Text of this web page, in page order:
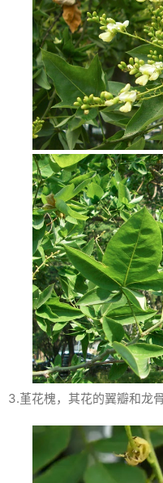
3.堇花槐，其花的翼瓣和龙